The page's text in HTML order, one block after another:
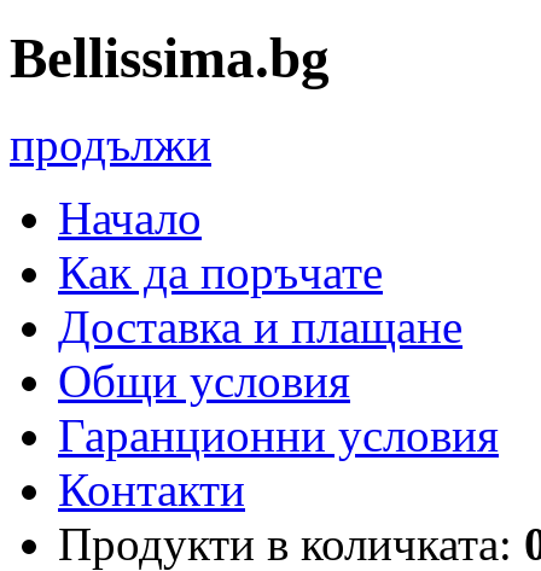
Bellissima.bg
продължи
Начало
Как да поръчате
Доставка и плащане
Общи условия
Гаранционни условия
Контакти
Продукти в количката: